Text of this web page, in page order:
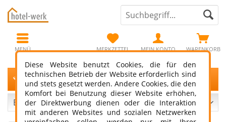
WARENKORB
MERKZETTEL MEIN KONTO
MENÜ
Filtern
Diese Website benutzt Cookies, die für den
technischen Betrieb der Website erforderlich sind
und stets gesetzt werden. Andere Cookies, die den
Komfort bei Benutzung dieser Website erhöhen,
der Direktwerbung dienen oder die Interaktion
mit anderen Websites und sozialen Netzwerken